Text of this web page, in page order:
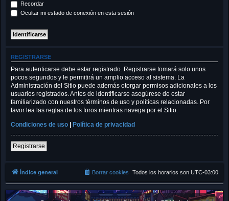
Recordar
Ocultar mi estado de conexión en esta sesión
REGISTRARSE
Para autenticarse debe estar registrado. Registrarse tomará solo unos
pocos segundos y le permitirá un amplio acceso al sistema. La
Administración del Sitio puede además otorgar permisos adicionales a los
usuarios registrados. Antes de identificarse asegúrese de estar
familiarizado con nuestros términos de uso y políticas relacionadas. Por
favor lea las reglas de los foros mientras navega por el Sitio.
Condiciones de uso | Política de privacidad
Registrarse
Índice general Todos los horarios son UTC-03:00
Borrar cookies